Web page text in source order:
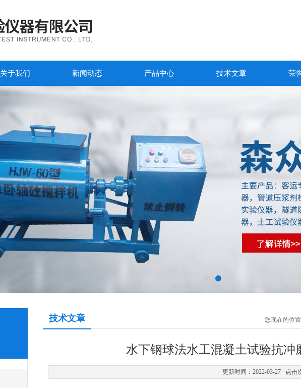
关于我们 新闻动态 产品中心 技术文章 荣
技术文章 您现在的位置
水下钢球法水工混凝土试验抗冲
更新时间：2022-03-27 点击